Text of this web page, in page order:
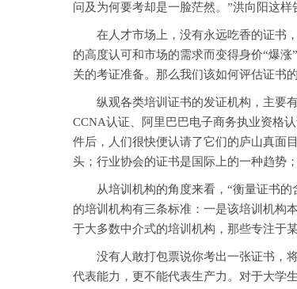
问及为何要考却是一脸茫然。”洪向阳这样
在人才市场上，没有永远吃香的证书，
的高度认可和市场的需求而变得身价“爆
关的考证准备。那么我们该如何评估证书
纵观各类培训证书的发证机构，主要有
CCNA认证、阿里巴巴电子商务执业资格
件后，人们很快便认请了它们的庐山真面
头；行业协会的证书是国际上的一种趋势
从培训机构的角度来看，“衡量证书的
的培训机构有三条标准：一是该培训机构
于大多数中介式的培训机构，那些专注于
没有人敢打包票说你考出一张证书，将
代表能力，更不能代表生产力。对于大学